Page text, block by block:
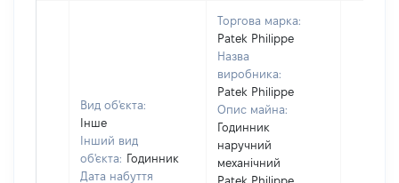
Вид об'єкта:
Інше
Інший вид
об'єкта: Годинник
Дата набуття
Торгова марка:
Patek Philippe
Назва
виробника:
Patek Philippe
Опис майна:
Годинник
наручний
механічний
Patek Philippe